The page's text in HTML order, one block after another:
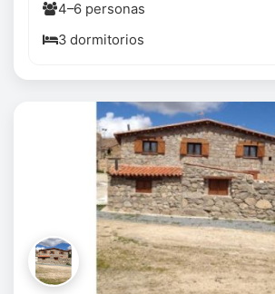
4–6 personas
3 dormitorios